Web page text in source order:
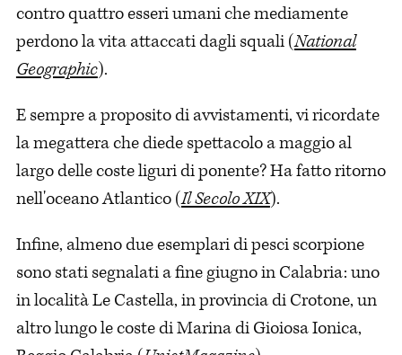
contro quattro esseri umani che mediamente
perdono la vita attaccati dagli squali (National
Geographic).
E sempre a proposito di avvistamenti, vi ricordate
la megattera che diede spettacolo a maggio al
largo delle coste liguri di ponente? Ha fatto ritorno
nell'oceano Atlantico (Il Secolo XIX).
Infine, almeno due esemplari di pesci scorpione
sono stati segnalati a fine giugno in Calabria: uno
in località Le Castella, in provincia di Crotone, un
altro lungo le coste di Marina di Gioiosa Ionica,